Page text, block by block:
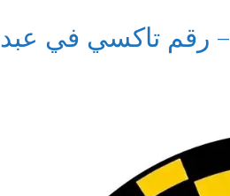
تاكسي عبد الله السالم 69694241 – رقم تاكسي في عبد